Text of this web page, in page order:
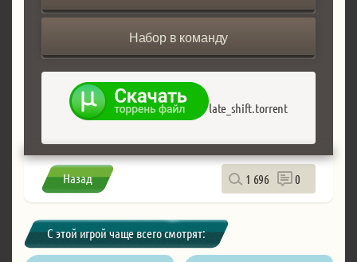
Набор в команду
late_shift.torrent
Назад 1 696 0
С этой игрой чаще всего смотрят: